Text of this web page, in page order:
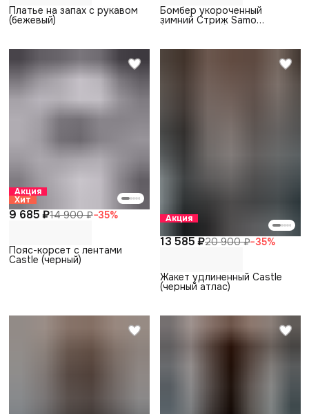
Платье на запах с рукавом
(бежевый)
Бомбер укороченный
зимний Стриж Samo
Акция
Хит
9 685 ₽14 900 ₽−35%
Пояс-корсет с лентами
Castle (черный)
Акция
13 585 ₽20 900 ₽−35%
Жакет удлиненный Castle
(черный атлас)